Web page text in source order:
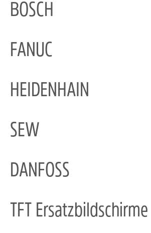
BOSCH
FANUC
HEIDENHAIN
SEW
DANFOSS
TFT Ersatzbildschirme